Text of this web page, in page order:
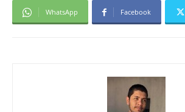
WhatsApp Facebook